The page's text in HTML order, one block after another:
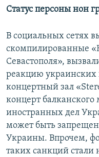
Статус персоны нон
В социальных сетях
скомпилированные
Севастополя»,
реакцию украинских
концертный зал
концерт
иностранных дел
может быть
Украины. Впрочем,
таких санкций стали